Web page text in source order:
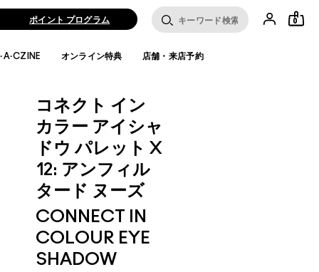
ポイント プログラム 0
オンライン特典 店舗・来店予約
コネクト イン
カラー アイシャ
ドウ パレット X
12: アンフィル
タード ヌーズ
CONNECT IN
COLOUR EYE
SHADOW